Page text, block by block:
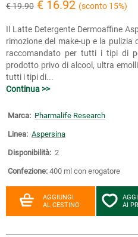
€ 19.90 € 16.92 (sconto 15%)
Il Latte Detergente Dermoaffine
rimozione del make-up e la pulizia
raccomandato per tutti i tipi di
prodotto privo di alcool, ultra
tutti i tipi di...
Continua >>
Marca: Pharmalife Research
Linea: Aspersina
Disponibilità: 2
Confezione: 400 ml con erogatore
AGGIUNGI
AL CESTINO
AI